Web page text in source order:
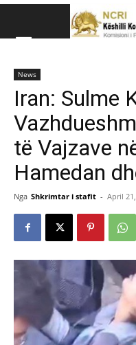
News
Iran: Sulme
të Vajzave
Hamedan
Nga Shkrimtar i stafit - April